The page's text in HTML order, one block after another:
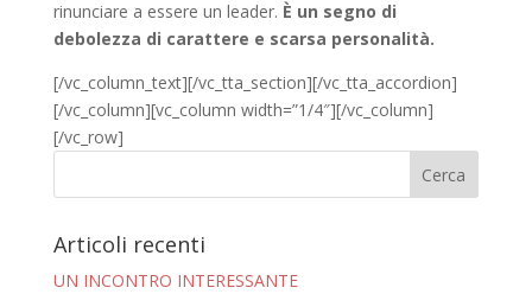
rinunciare a essere un leader. È un segno di
debolezza di carattere e scarsa personalità.
[/vc_column_text][/vc_tta_section][/vc_tta_accordion]
[/vc_column][vc_column width=”1/4″][/vc_column]
[/vc_row]
Articoli recenti
UN INCONTRO INTERESSANTE